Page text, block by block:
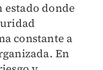
estado donde
constante a
En